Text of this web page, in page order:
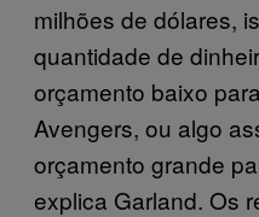
milhões de dólares,
quantidade de
orçamento baixo
Avengers, ou algo
orçamento grande
explica Garland. Os